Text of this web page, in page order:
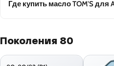
Где купить масло TOM'S для
Поколения 80